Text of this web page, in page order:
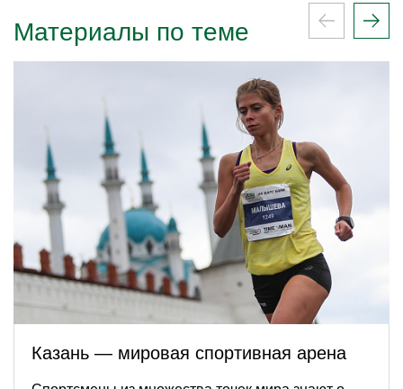
Материалы по теме
Казань — мировая спортивная арена